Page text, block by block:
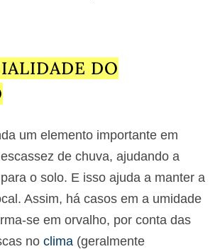
DO
um elemento importante em
de chuva, ajudando a
o solo. E isso ajuda a manter a
Assim, há casos em a umidade
se em orvalho, por conta das
no clima (geralmente